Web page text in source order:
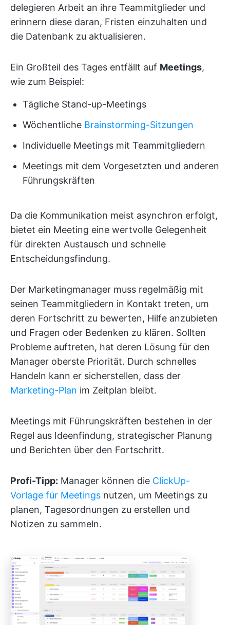
delegieren Arbeit an ihre Teammitglieder und
erinnern diese daran, Fristen einzuhalten und
die Datenbank zu aktualisieren.
Ein Großteil des Tages entfällt auf Meetings,
wie zum Beispiel:
Tägliche Stand-up-Meetings
Wöchentliche Brainstorming-Sitzungen
Individuelle Meetings mit Teammitgliedern
Meetings mit dem Vorgesetzten und anderen
Führungskräften
Da die Kommunikation meist asynchron erfolgt,
bietet ein Meeting eine wertvolle Gelegenheit
für direkten Austausch und schnelle
Entscheidungsfindung.
Der Marketingmanager muss regelmäßig mit
seinen Teammitgliedern in Kontakt treten, um
deren Fortschritt zu bewerten, Hilfe anzubieten
und Fragen oder Bedenken zu klären. Sollten
Probleme auftreten, hat deren Lösung für den
Manager oberste Priorität. Durch schnelles
Handeln kann er sicherstellen, dass der
Marketing-Plan im Zeitplan bleibt.
Meetings mit Führungskräften bestehen in der
Regel aus Ideenfindung, strategischer Planung
und Berichten über den Fortschritt.
Profi-Tipp: Manager können die ClickUp-
Vorlage für Meetings nutzen, um Meetings zu
planen, Tagesordnungen zu erstellen und
Notizen zu sammeln.